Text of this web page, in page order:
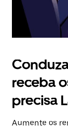
receba
precisa
Aumente os